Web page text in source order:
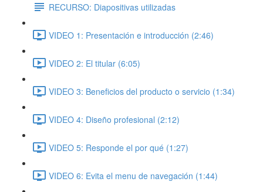
RECURSO: Diapositivas utilizadas
VIDEO 1: Presentación e introducción (2:46)
VIDEO 2: El titular (6:05)
VIDEO 3: Beneficios del producto o servicio (1:34)
VIDEO 4: Diseño profesional (2:12)
VIDEO 5: Responde el por qué (1:27)
VIDEO 6: Evita el menu de navegación (1:44)